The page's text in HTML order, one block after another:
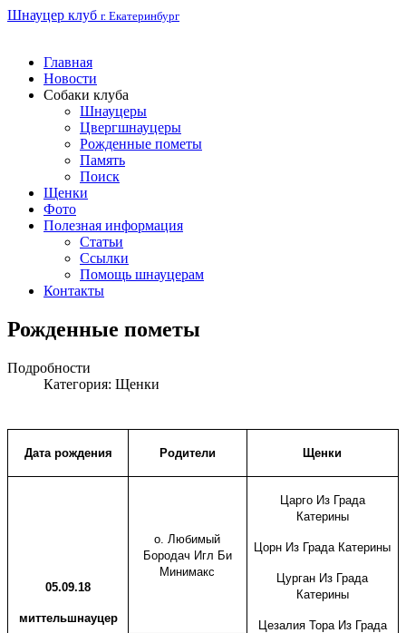
Шнауцер клуб г. Екатеринбург
Главная
Новости
Собаки клуба
Шнауцеры
Цвергшнауцеры
Рожденные пометы
Память
Поиск
Щенки
Фото
Полезная информация
Статьи
Ссылки
Помощь шнауцерам
Контакты
Рожденные пометы
Подробности
Категория: Щенки
Дата рождения Родители Щенки
05.09.18
миттельшнауцер
о. Любимый
Бородач Игл Би
Минимакс
Царго Из Града
Катерины
Цорн Из Града Катерины
Цурган Из Града
Катерины
Цезалия Тора Из Града